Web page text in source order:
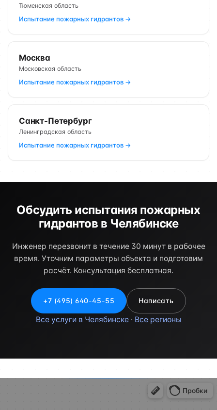
Тюменская область
Испытание пожарных гидрантов →
Москва
Московская область
Испытание пожарных гидрантов →
Санкт-Петербург
Ленинградская область
Испытание пожарных гидрантов →
Обсудить испытания пожарных
гидрантов в Челябинске
Инженер перезвонит в течение 30 минут в рабочее
время. Уточним параметры объекта и подготовим
расчёт. Консультация бесплатная.
+7 (495) 640-45-55 Написать
Все услуги в Челябинске· Все регионы